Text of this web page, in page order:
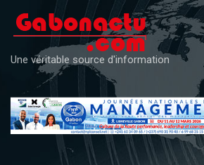
content
Une véritable source d'information